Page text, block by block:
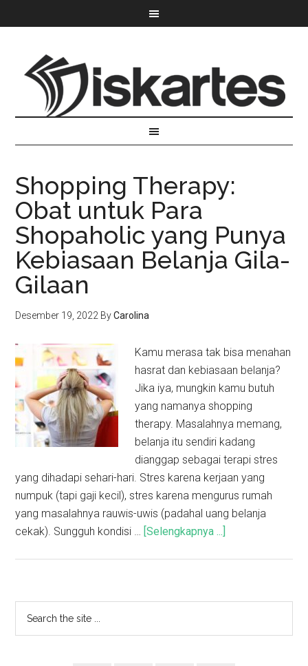
Shopping Therapy:
Obat untuk Para
Shopaholic yang Punya
Kebiasaan Belanja Gila-
Gilaan
Desember 19, 2022 ByCarolina
Kamu merasa tak bisa menahan
hasrat dan kebiasaan belanja?
Jika iya, mungkin kamu butuh
yang namanya shopping
therapy. Masalahnya memang,
belanja itu sendiri kadang
dianggap sebagai terapi stres
yang dihadapi sehari-hari. Stres karena kerjaan yang
numpuk (tapi gaji kecil), stres karena mengurus rumah
yang masalahnya rauwis-uwis (padahal uang belanja
cekak). Sungguh kondisi … [Selengkapnya ...]